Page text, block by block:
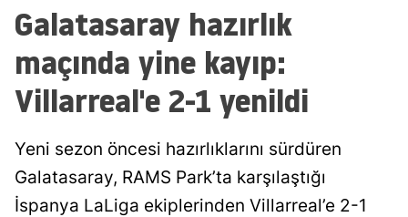
Galatasaray hazırlık
maçında yine kayıp:
Villarreal'e 2-1 yenildi
Yeni sezon öncesi hazırlıklarını sürdüren
Galatasaray, RAMS Park’ta karşılaştığı
İspanya LaLiga ekiplerinden Villarreal’e 2-1